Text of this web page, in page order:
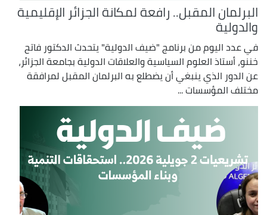
البرلمان المقبل.. رافعة لمكانة الجزائر الإقليمية
والدولية
في عدد اليوم من برنامج "ضيف الدولية" يتحدث الدكتور فاتح
خننو، أستاذ العلوم السياسية والعلاقات الدولية بجامعة الجزائر،
عن الدور الذي ينبغي أن يضطلع به البرلمان المقبل لمرافقة
مختلف المؤسسات ...